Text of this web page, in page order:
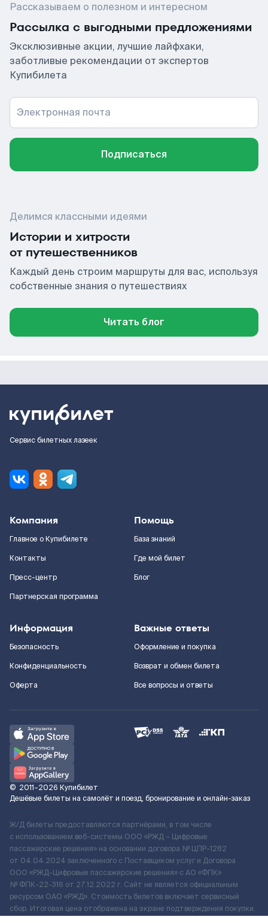
Рассказываем о полезном и интересном
Рассылка с выгодными предложениями
Эксклюзивные акции, лучшие лайфхаки,
заботливые рекомендации от экспертов
Купибилета
Электронная почта
Подписаться
Делимся классными идеями
Истории и хитрости
от путешественников
Каждый день строим маршруты для вас, используя
собственные знания о путешествиях
Читать блог
Сервис билетных лазеек
Компания
Главное о Купибилете
Контакты
Пресс-центр
Партнерская программа
Помощь
База знаний
Где мой билет
Блог
Информация
Безопасность
Конфиденциальность
Оферта
Важные ответы
Оформление и покупка
Возврат и обмен билета
Все вопросы и ответы
© 2011–2026 Купибилет
Дешёвые билеты на самолёт и поезд, бронирование и онлайн-заказ
Ж/Д билеты предоставляются партнёрами, в том числе
с использованием веб-системы ООО «РЖД – Цифровые
пассажирские решения» на основании договора № ЦПР-1282
от 04.04.2024 заключенного с Поставщиком услуг и Договора
ООО «РЖД-Цифровые пассажирские решения» c АО «ФПК»
№ ФПК-22-316 от 27.12.2022 г. Сайт не является официальным
ресурсом ОАО «РЖД». Стоимость билетов включает сервисный
сбор. Итоговая цена отображена на экране подтверждения покупки.